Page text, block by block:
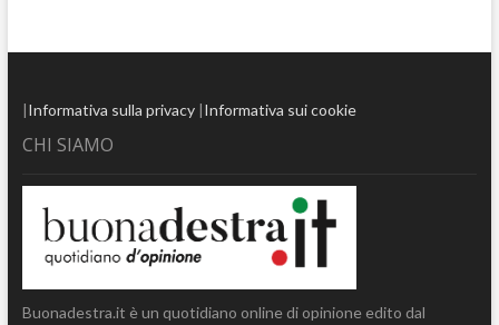
|Informativa sulla privacy|Informativa sui cookie
CHI SIAMO
Buonadestra.it è un quotidiano online di opinione edito dal